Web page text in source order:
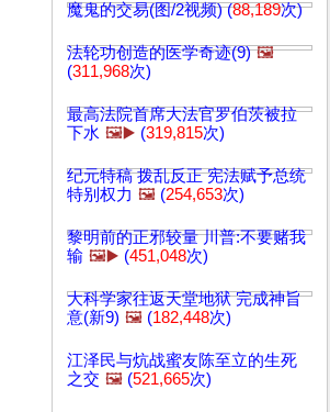
魔鬼的交易(图/2视频) (88,189次)
法轮功创造的医学奇迹(9) 🖼️
(311,968次)
最高法院首席大法官罗伯茨被拉
下水 🖼️▶️ (319,815次)
纪元特稿 拨乱反正 宪法赋予总统
特别权力 🖼️ (254,653次)
黎明前的正邪较量 川普:不要赌我
输 🖼️▶️ (451,048次)
大科学家往返天堂地狱 完成神旨
意(新9) 🖼️ (182,448次)
江泽民与炕战蜜友陈至立的生死
之交 🖼️ (521,665次)